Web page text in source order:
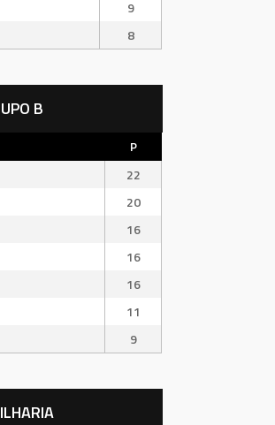
9
8
B
P
22
20
16
16
16
11
9